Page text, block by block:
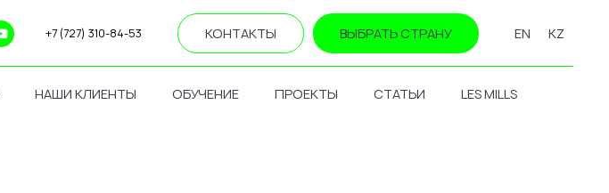
+7 (727) 310-84-53 КОНТАКТЫ ВЫБРАТЬ СТРАНУ EN KZ
НАШИ КЛИЕНТЫ ОБУЧЕНИЕ ПРОЕКТЫ СТАТЬИ LES MILLS